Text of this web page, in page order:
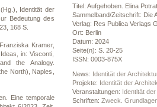
Identität der
Bedeutung des
168 S.
Kramer,
in: Visconti,
the Analogy.
North), Naples,
Eine temporale
Titel: Aufgehoben. Elina
Sammelband/Zeitschrift: Die
Verlag: Res Publica Verlags
Ort: Berlin
Datum: 2024
Seite(n): S. 20-25
ISSN: 0003-875X
News: Identität der
Projekte: Identität der
Veranstaltungen: Identität
Schriften: Zweck.